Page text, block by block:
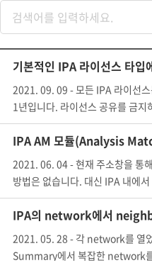
2021. 09. 09 - 모든 IPA 라이선
1년입니다. 라이선스 공유를 금
2021. 06. 04 - 현재 주소창을 통
방법은 없습니다. 대신 IPA 내에
IPA의 network에서
2021. 05. 28 - 각 network를 열
Summary에서 복잡한 network